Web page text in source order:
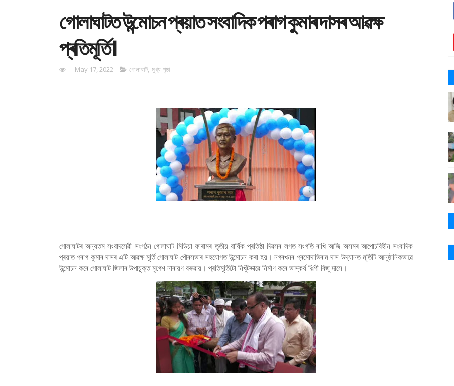
গোলাঘাটত উন্মোচন প্ৰয়াত সংবাদিক পৰাগ কুমাৰ দাসৰ আৱক্ষ
প্ৰতিমূৰ্তি।
May 17, 2022 গোলাঘাট, মুখ্য-পৃষ্ঠা
গোলাঘাটৰ অন্যতম সংবাদসেৱী সংগঠন গোলাঘাট মিডিয়া ফ’ৰামৰ তৃতীয় বাৰ্ষিক প্ৰতিষ্ঠা দিৱসৰ লগত সংগতি ৰাখি আজি অসমৰ আপোচবিহীন সংবাদিক
প্ৰয়াত পৰাগ কুমাৰ দাসৰ এটি আৱক্ষ মূৰ্তি গোলাঘাট পৌৰসভাৰ সহযোগত উন্মোচন কৰা হয়। নগৰখনৰ প্ৰমোদাভিৰাম দাস উদ্যানত মূৰ্তিটি আনুষ্ঠানিকভাৱে
উন্মোচন কৰে গোলাঘাট জিলাৰ উপায়ুক্ত মৃগেশ নাৰায়ণ বৰুৱায়। প্ৰতিমূৰ্তিটো নিখুঁটভাৱে নিৰ্মাণ কৰে ভাস্কৰ্য শিল্পী বিজু দাসে।